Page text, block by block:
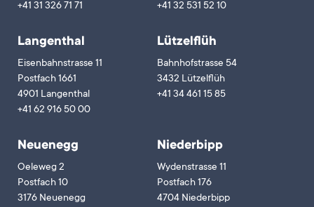
+41 31 326 71 71
+41 32 531 52 10
Langenthal
Eisenbahnstrasse 11
Postfach 1661
4901 Langenthal
+41 62 916 50 00
Lützelflüh
Bahnhofstrasse 54
3432 Lützelflüh
+41 34 461 15 85
Neuenegg
Oeleweg 2
Postfach 10
3176 Neuenegg
Niederbipp
Wydenstrasse 11
Postfach 176
4704 Niederbipp